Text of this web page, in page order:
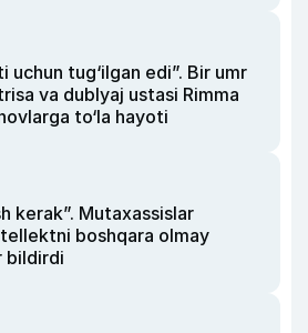
uchun tug‘ilgan edi”. Bir umr
va dublyaj ustasi Rimma
to‘la hayoti
kerak”. Mutaxassislar
boshqara olmay
bildirdi